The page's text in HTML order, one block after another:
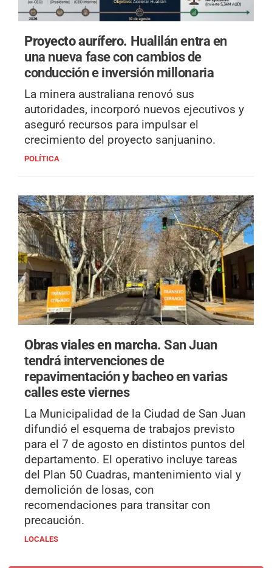
Proyecto aurífero. Hualilán entra en
una nueva fase con cambios de
conducción e inversión millonaria
La minera australiana renovó sus
autoridades, incorporó nuevos ejecutivos y
aseguró recursos para impulsar el
crecimiento del proyecto sanjuanino.
POLÍTICA
Obras viales en marcha.San Juan
tendrá intervenciones de
repavimentación y bacheo en varias
calles este viernes
La Municipalidad de la Ciudad de San Juan
difundió el esquema de trabajos previsto
para el 7 de agosto en distintos puntos del
departamento. El operativo incluye tareas
del Plan 50 Cuadras, mantenimiento vial y
demolición de losas, con
recomendaciones para transitar con
precaución.
LOCALES